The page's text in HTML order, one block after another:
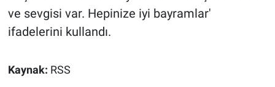
ve sevgisi var. Hepinize iyi bayramlar'
ifadelerini kullandı.
Kaynak: RSS